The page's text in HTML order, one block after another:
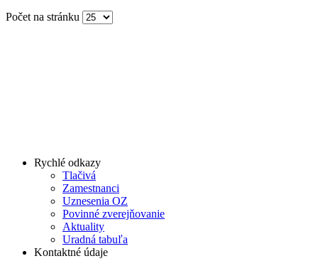
Počet na stránku
Rychlé odkazy
Tlačivá
Zamestnanci
Uznesenia OZ
Povinné zverejňovanie
Aktuality
Uradná tabuľa
Kontaktné údaje